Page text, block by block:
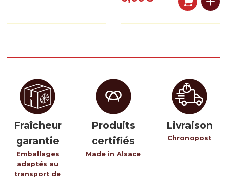
Fraîcheur
garantie
Emballages
adaptés au
transport de
Produits
certifiés
Made in Alsace
Livraison
Chronopost